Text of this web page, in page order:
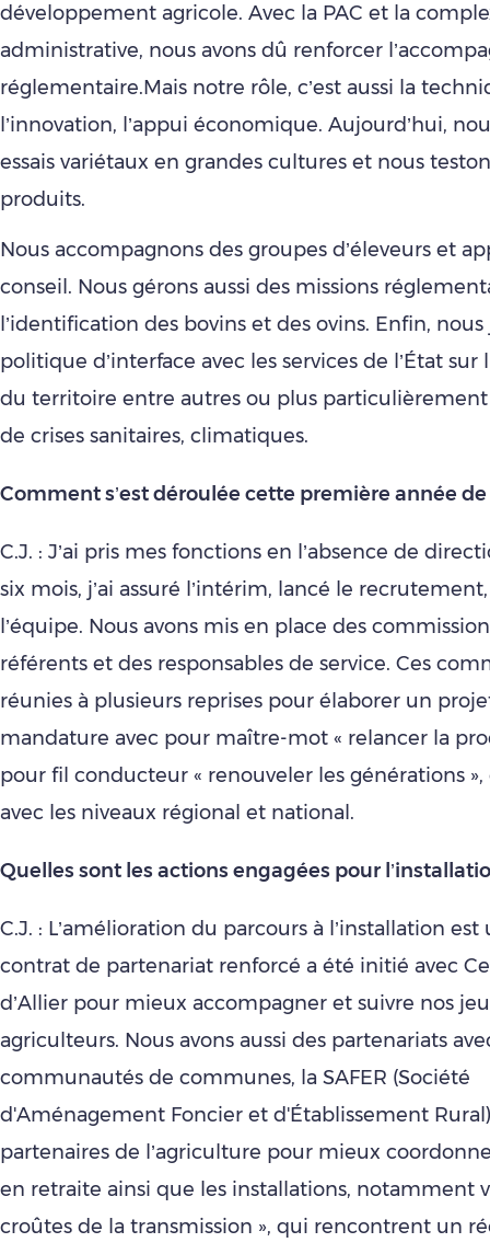
développement agricole. Avec la PAC et la
administrative, nous avons dû renforcer
réglementaire.Mais notre rôle, c’est aussi la
l’innovation, l’appui économique. Aujourd’hui,
essais variétaux en grandes cultures et nous
produits.
Nous accompagnons des groupes d’éleveurs et
conseil. Nous gérons aussi des missions
l’identification des bovins et des ovins. Enfin,
politique d’interface avec les services de l’État sur
du territoire entre autres ou plus particulièrement
de crises sanitaires, climatiques.
Comment s’est déroulée cette première année
C.J. : J’ai pris mes fonctions en l’absence de
six mois, j’ai assuré l’intérim, lancé le
l’équipe. Nous avons mis en place des
référents et des responsables de service. Ces
réunies à plusieurs reprises pour élaborer un
mandature avec pour maître-mot « relancer la
pour fil conducteur « renouveler les générations
avec les niveaux régional et national.
Quelles sont les actions engagées pour
C.J. : L’amélioration du parcours à l’installation
contrat de partenariat renforcé a été initié avec
d’Allier pour mieux accompagner et suivre nos
agriculteurs. Nous avons aussi des partenariats
communautés de communes, la SAFER (Société
d'Aménagement Foncier et d'Établissement
partenaires de l’agriculture pour mieux
en retraite ainsi que les installations, notamment
croûtes de la transmission », qui rencontrent un